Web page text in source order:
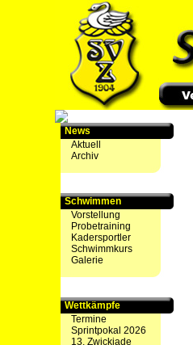
News
Aktuell
Archiv
Schwimmen
Vorstellung
Probetraining
Kadersportler
Schwimmkurs
Galerie
Wettkämpfe
Termine
Sprintpokal 2026
13. Zwickiade